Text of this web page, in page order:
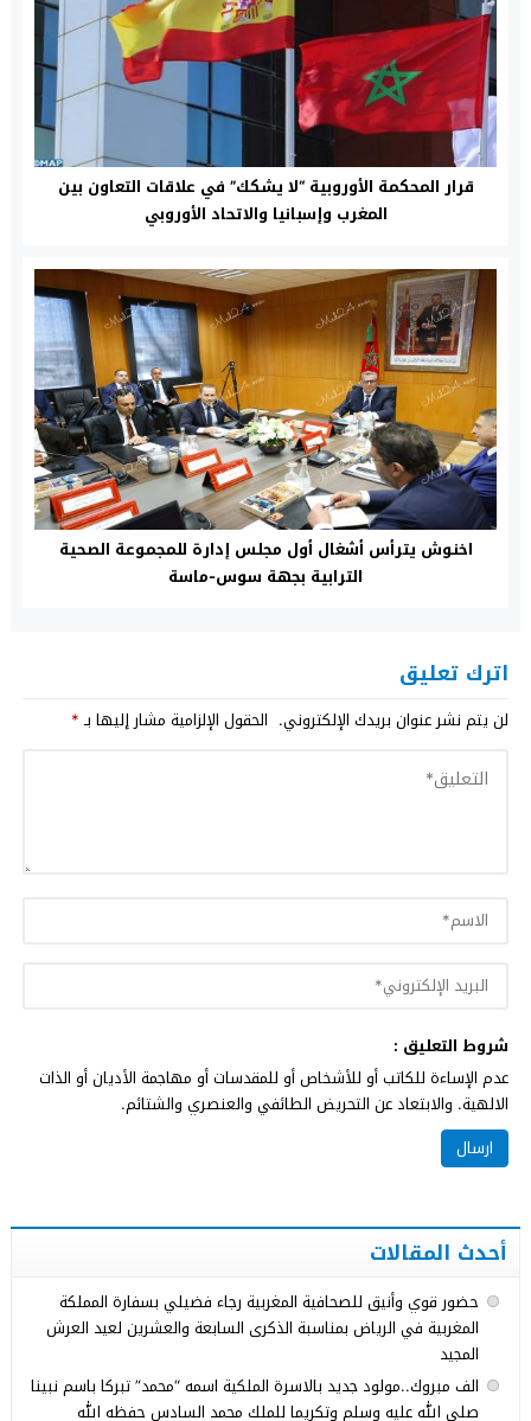
قرار المحكمة الأوروبية “لا يشكك” في علاقات التعاون بين
المغرب وإسبانيا والاتحاد الأوروبي
اخنوش يترأس أشغال أول مجلس إدارة للمجموعة الصحية
الترابية بجهة سوس-ماسة
اترك تعليق
لن يتم نشر عنوان بريدك الإلكتروني. الحقول الإلزامية مشار إليها بـ*
شروط التعليق :
عدم الإساءة للكاتب أو للأشخاص أو للمقدسات أو مهاجمة الأديان أو الذات
الالهية. والابتعاد عن التحريض الطائفي والعنصري والشتائم.
أحدث المقالات
حضور قوي وأنيق للصحافية المغربية رجاء فضيلي بسفارة المملكة
المغربية في الرياض بمناسبة الذكرى السابعة والعشرين لعيد العرش
المجيد
الف مبروك..مولود جديد بالاسرة الملكية اسمه “محمد” تبركا باسم نبينا
صلى الله عليه وسلم وتكريما للملك محمد السادس حفظه الله